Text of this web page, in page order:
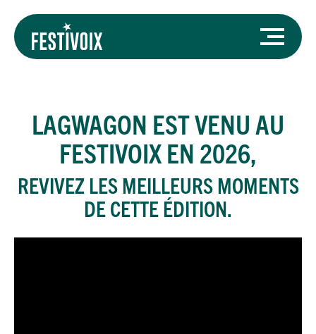
LAGWAGON EST VENU AU
FESTIVOIX EN 2026,
REVIVEZ LES MEILLEURS MOMENTS
DE CETTE ÉDITION.